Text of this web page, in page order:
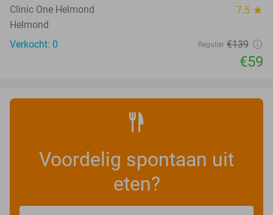
TODAY
Clinic One Helmond 7.5 star
Helmond
Verkocht: 0
Regulier €139
€59
Voordelig spontaan uit
eten?